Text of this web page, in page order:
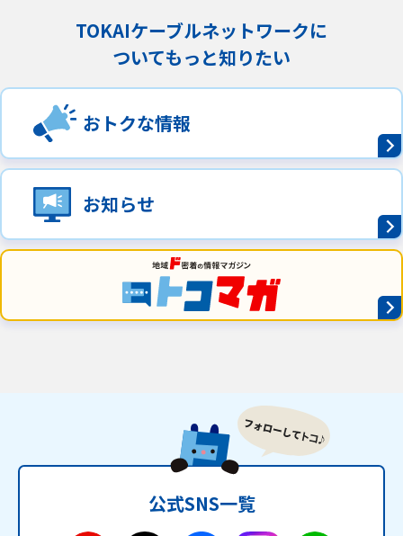
TOKAIケーブルネットワークに
ついてもっと知りたい
おトクな情報
お知らせ
公式SNS一覧